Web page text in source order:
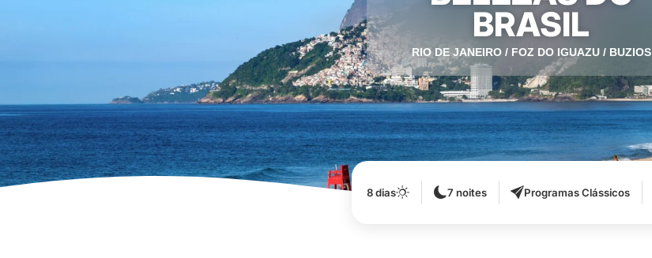
BRASIL
RIO DE JANEIRO / FOZ DO IGUAZU / BUZIOS
8 dias 7 noites Programas Clássicos